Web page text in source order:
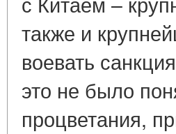
также и
воевать
это не было
процветания,